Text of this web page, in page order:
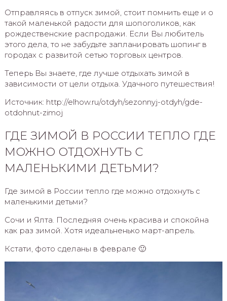
Отправляясь в отпуск зимой, стоит помнить еще и о
такой маленькой радости для шопоголиков, как
рождественские распродажи. Если Вы любитель
этого дела, то не забудьте запланировать шопинг в
городах с развитой сетью торговых центров.
Теперь Вы знаете, где лучше отдыхать зимой в
зависимости от цели отдыха. Удачного путешествия!
Источник: http://elhow.ru/otdyh/sezonnyj-otdyh/gde-
otdohnut-zimoj
ГДЕ ЗИМОЙ В РОССИИ ТЕПЛО ГДЕ
МОЖНО ОТДОХНУТЬ С
МАЛЕНЬКИМИ ДЕТЬМИ?
Где зимой в России тепло где можно отдохнуть с
маленькими детьми?
Сочи и Ялта. Последняя очень красива и спокойна
как раз зимой. Хотя идеальненько март-апрель.
Кстати, фото сделаны в феврале 🙂